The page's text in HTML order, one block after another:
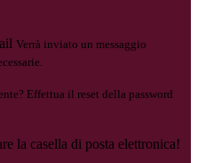
Verrà inviato un messaggio
Effettua il reset della password
la casella di posta elettronica!